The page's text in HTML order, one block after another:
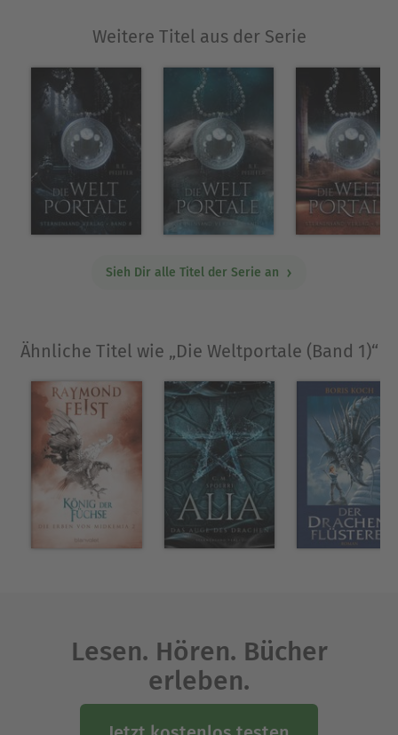
gewesen wäre. Und natürlich William Gibson
– aber dass ich dieses Buch in einem
Atemzug nenne mit den Ikonen der SciFi/
Fantasy, heißt eine Menge zumal es ein
Erstlingswerk ist!
Weitere Titel aus der Serie
Sieh Dir alle Titel der Serie an
Ähnliche Titel wie „Die Weltportale (Band 1)“
Lesen. Hören. Bücher
erleben.